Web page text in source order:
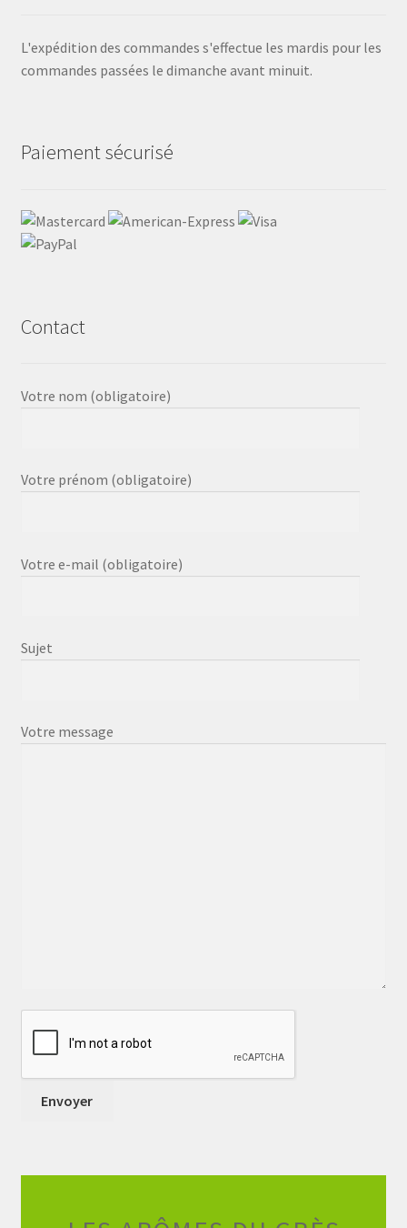
L'expédition des commandes s'effectue les mardis pour les
commandes passées le dimanche avant minuit.
Paiement sécurisé
Contact
Votre nom (obligatoire)
Votre prénom (obligatoire)
Votre e-mail (obligatoire)
Sujet
Votre message